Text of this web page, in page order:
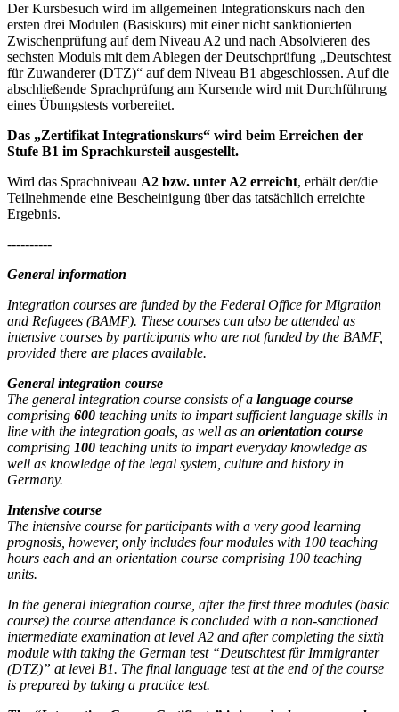
Der Kursbesuch wird im allgemeinen Integrationskurs nach den
ersten drei Modulen (Basiskurs) mit einer nicht sanktionierten
Zwischenprüfung auf dem Niveau A2 und nach Absolvieren des
sechsten Moduls mit dem Ablegen der Deutschprüfung „Deutschtest
für Zuwanderer (DTZ)“ auf dem Niveau B1 abgeschlossen. Auf die
abschließende Sprachprüfung am Kursende wird mit Durchführung
eines Übungstests vorbereitet.
Das „Zertifikat Integrationskurs“ wird beim Erreichen der
Stufe B1 im Sprachkursteil ausgestellt.
Wird das Sprachniveau A2 bzw. unter A2 erreicht, erhält der/die
Teilnehmende eine Bescheinigung über das tatsächlich erreichte
Ergebnis.
----------
General information
Integration courses are funded by the Federal Office for Migration
and Refugees (BAMF). These courses can also be attended as
intensive courses by participants who are not funded by the BAMF,
provided there are places available.
General integration course
The general integration course consists of a language course
comprising 600 teaching units to impart sufficient language skills in
line with the integration goals, as well as an orientation course
comprising 100 teaching units to impart everyday knowledge as
well as knowledge of the legal system, culture and history in
Germany.
Intensive course
The intensive course for participants with a very good learning
prognosis, however, only includes four modules with 100 teaching
hours each and an orientation course comprising 100 teaching
units.
In the general integration course, after the first three modules (basic
course) the course attendance is concluded with a non-sanctioned
intermediate examination at level A2 and after completing the sixth
module with taking the German test “Deutschtest für Immigranter
(DTZ)” at level B1. The final language test at the end of the course
is prepared by taking a practice test.